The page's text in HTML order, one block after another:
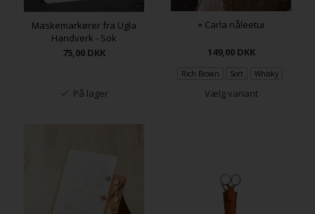
Maskemarkører fra Ugla
Handverk - Sok
75,00 DKK
På lager
+ Carla nåleetui
149,00 DKK
Rich Brown Sort Whisky
Vælg variant